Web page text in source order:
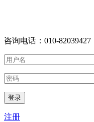
咨询电话：010-
登录
注册